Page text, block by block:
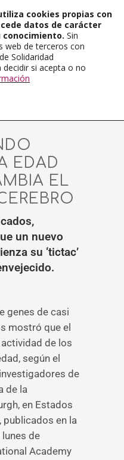
EDAD
EL
un nuevo
su ‘tictac’
genes de casi
mostró que el
de los
según el
de
de la
en Estados
publicados en la
de
Academy
cookies propias con
datos de carácter
conocimiento. Sin
web de terceros con
Solidaridad
si acepta o no